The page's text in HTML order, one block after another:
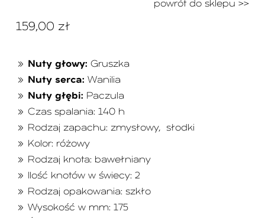
powrót do sklepu >>
159,00 zł
Nuty głowy: Gruszka
Nuty serca: Wanilia
Nuty głębi: Paczula
Czas spalania: 140 h
Rodzaj zapachu: zmysłowy, słodki
Kolor: różowy
Rodzaj knota: bawełniany
Ilość knotów w świecy: 2
Rodzaj opakowania: szkło
Wysokość w mm: 175